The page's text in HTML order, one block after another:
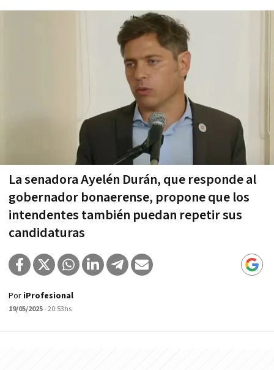
La senadora Ayelén Durán, que responde al
gobernador bonaerense, propone que los
intendentes también puedan repetir sus
candidaturas
Por iProfesional
19/05/2025- 20:53hs